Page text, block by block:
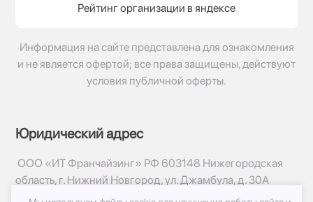
Рейтинг организации в яндексе
Информация на сайте представлена для ознакомления
и не является офертой; все права защищены, действуют
условия публичной оферты.
Юридический адрес
ООО «ИТ Франчайзинг» РФ 603148 Нижегородская
область, г. Нижний Новгород, ул. Джамбула, д. 30А